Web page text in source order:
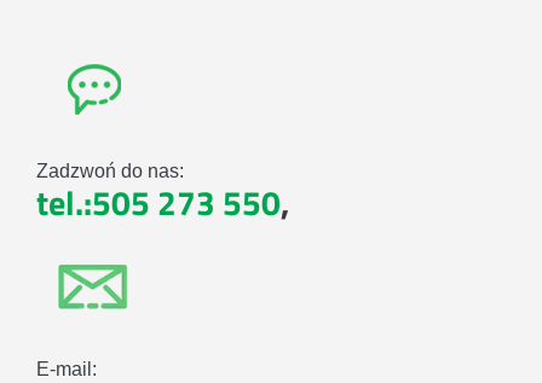
Zadzwoń do nas:
tel.:505 273 550,
E-mail: